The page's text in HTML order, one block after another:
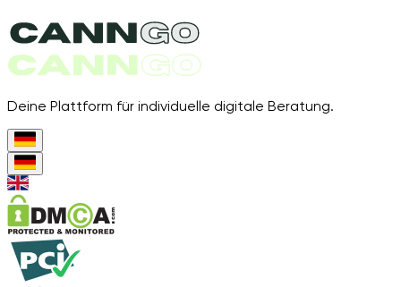
Deine Plattform für individuelle digitale Beratung.